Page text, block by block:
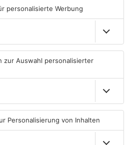
Wenigumstadt feiert das
Stöffche